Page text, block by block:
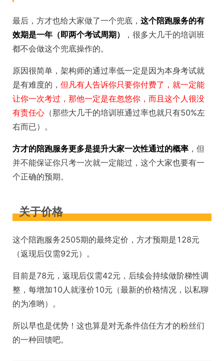
最后，方才也给大家做了一个兜底， 这个陪跑服务的有
效期是一年（即两个考试周期）
，很多大几千的培训班
都不会做这个兜底操作的。
原因很简单，架构师的通过率低一定是因为本身考试就
是有难度的， 但凡有人告诉你只要你付费了，就一定能
让你一次考过，那他一定是在忽悠你，而且这个人很没
有责任心 （那些大几千的培训班通过率也就只有50%左
右而已）。
方才的陪跑服务更多是提升大家一次性通过的概率 ，但
并不能保证你只考一次就一定能过，这个大家也要有一
个正确的预期。
关于价格
这个陪跑服务2505期的最终定价，方才预期是128元
（返现后仅需92元）。
目前是78元，返现后仅需42元，后续会持续做阶梯性调
整，每增加10人就涨价10元（最新的价格情况，以私聊
的为准哟）。
所以早也是优势！这也算是对无条件信任方才的粉丝们
的一种回馈吧。